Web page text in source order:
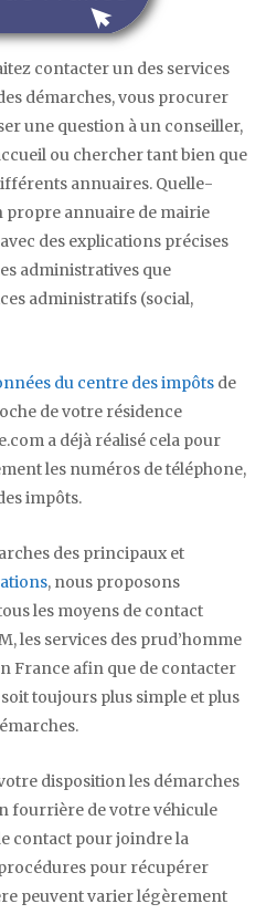
contacter un des services
démarches, vous procurer
une question à un conseiller,
ou chercher tant bien que
annuaires. Quelle-
propre annuaire de mairie
des explications précises
administratives que
administratifs (social,
du centre des impôts de
de votre résidence
a déjà réalisé cela pour
les numéros de téléphone,
impôts.
des principaux et
, nous proposons
les moyens de contact
les services des prud’homme
France afin que de contacter
toujours plus simple et plus
disposition les démarches
fourrière de votre véhicule
contact pour joindre la
pour récupérer
peuvent varier légèrement